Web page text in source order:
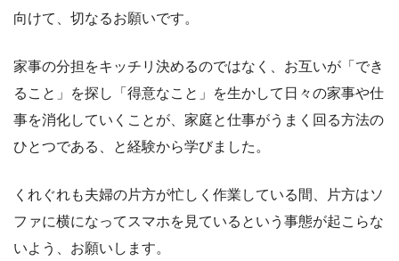
向けて、切なるお願いです。
家事の分担をキッチリ決めるのではなく、お互いが「でき
ること」を探し「得意なこと」を生かして日々の家事や仕
事を消化していくことが、家庭と仕事がうまく回る方法の
ひとつである、と経験から学びました。
くれぐれも夫婦の片方が忙しく作業している間、片方はソ
ファに横になってスマホを見ているという事態が起こらな
いよう、お願いします。